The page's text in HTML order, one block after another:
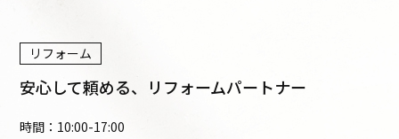
リフォーム
安心して頼める、リフォームパートナー
時間： 10:00-17:00